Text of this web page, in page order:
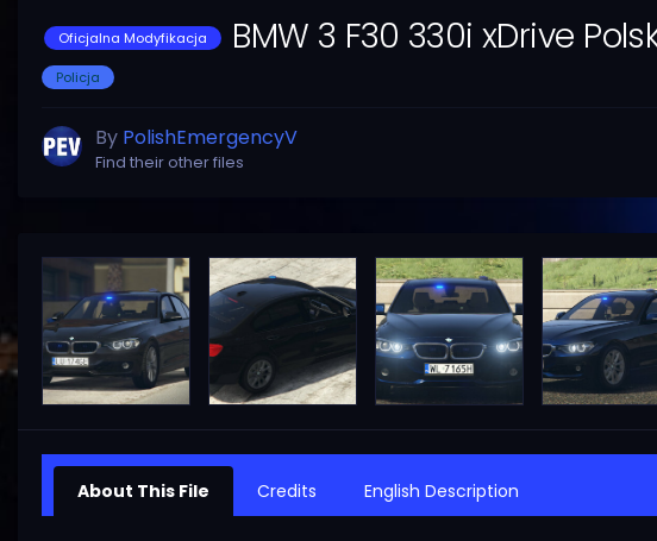
Oficjalna Modyfikacja BMW 3 F30 330i xDrive
Policja
By PolishEmergencyV
Find their other files
About This File Credits English Description